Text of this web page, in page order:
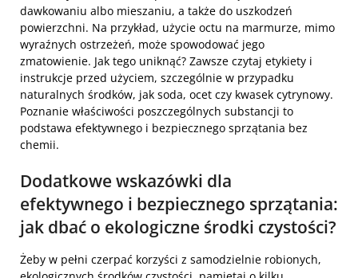
dawkowaniu albo mieszaniu, a także do uszkodzeń
powierzchni. Na przykład, użycie octu na marmurze, mimo
wyraźnych ostrzeżeń, może spowodować jego
zmatowienie. Jak tego uniknąć? Zawsze czytaj etykiety i
instrukcje przed użyciem, szczególnie w przypadku
naturalnych środków, jak soda, ocet czy kwasek cytrynowy.
Poznanie właściwości poszczególnych substancji to
podstawa efektywnego i bezpiecznego sprzątania bez
chemii.
Dodatkowe wskazówki dla
efektywnego i bezpiecznego sprzątania:
jak dbać o ekologiczne środki czystości?
Żeby w pełni czerpać korzyści z samodzielnie robionych,